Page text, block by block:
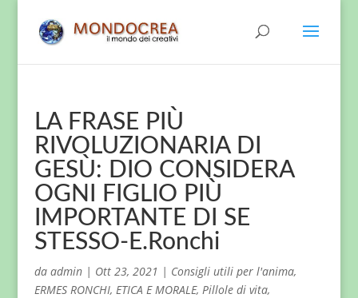
LA FRASE PIÙ
RIVOLUZIONARIA DI
GESÙ: DIO CONSIDERA
OGNI FIGLIO PIÙ
IMPORTANTE DI SE
STESSO-E.Ronchi
da admin| Ott 23, 2021 | Consigli utili per l'anima,
ERMES RONCHI, ETICA E MORALE, Pillole di vita,